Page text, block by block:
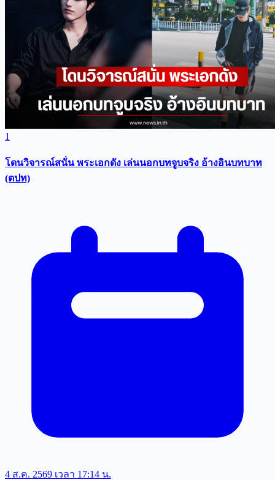
1
โดนวิจารณ์สนั่น พระเอกดัง เล่นนอกบทจูบจริง อ้างอินบทบาท
(ตปท)
4 ส.ค. 2569 เวลา 17:14 น.